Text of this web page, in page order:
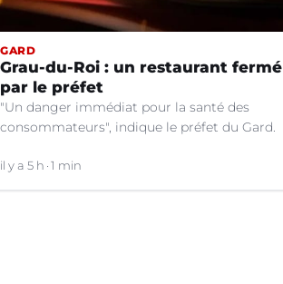
GARD
Grau-du-Roi : un restaurant fermé
par le préfet
"Un danger immédiat pour la santé des
consommateurs", indique le préfet du Gard.
il y a 5 h 1 min